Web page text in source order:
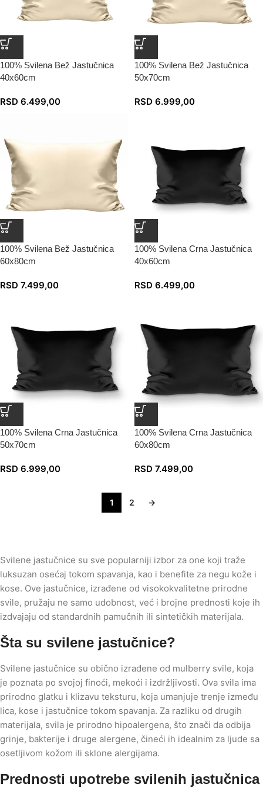
100% Svilena Bež Jastučnica
40x60cm
RSD 6.499,00
100% Svilena Bež Jastučnica
50x70cm
RSD 6.999,00
100% Svilena Bež Jastučnica
60x80cm
RSD 7.499,00
100% Svilena Crna Jastučnica
40x60cm
RSD 6.499,00
100% Svilena Crna Jastučnica
50x70cm
RSD 6.999,00
100% Svilena Crna Jastučnica
60x80cm
RSD 7.499,00
1 2 →
Svilene jastučnice su sve popularniji izbor za one koji traže
luksuzan osećaj tokom spavanja, kao i benefite za negu kože i
kose. Ove jastučnice, izrađene od visokokvalitetne prirodne
svile, pružaju ne samo udobnost, već i brojne prednosti koje ih
izdvajaju od standardnih pamučnih ili sintetičkih materijala.
Šta su svilene jastučnice?
Svilene jastučnice su obično izrađene od mulberry svile, koja
je poznata po svojoj finoći, mekoći i izdržljivosti. Ova svila ima
prirodno glatku i klizavu teksturu, koja umanjuje trenje između
lica, kose i jastučnice tokom spavanja. Za razliku od drugih
materijala, svila je prirodno hipoalergena, što znači da odbija
grinje, bakterije i druge alergene, čineći ih idealnim za ljude sa
osetljivom kožom ili sklone alergijama.
Prednosti upotrebe svilenih jastučnica